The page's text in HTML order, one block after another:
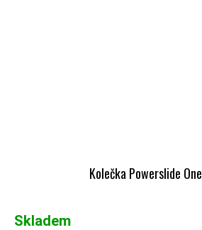
Kolečka Powerslide
Skladem